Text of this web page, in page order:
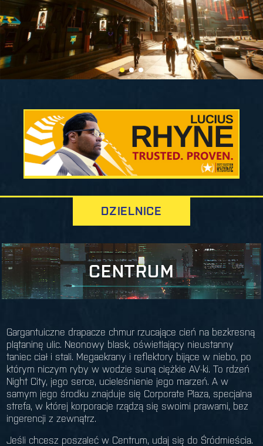
DZIELNICE
CENTRUM
Gargantuiczne drapacze chmur rzucające cień na bezkresną
plątaninę ulic. Neonowy blask, oświetlający nieustanny
taniec ciał i stali. Megaekrany i reflektory bijące w niebo, po
którym niczym ryby w wodzie suną ciężkie AV-ki. To rdzeń
Night City, jego serce, ucieleśnienie jego marzeń. A w
samym jego środku znajduje się Corporate Plaza, specjalna
strefa, w której korporacje rządzą się swoimi prawami, bez
ingerencji z zewnątrz.
Jeśli chcesz poszaleć w Centrum, udaj się do Śródmieścia.